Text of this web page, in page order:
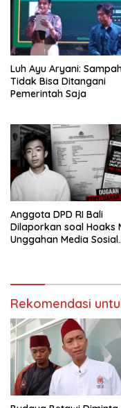
Luh Ayu Aryani:
Tidak Bisa Ditangani
Pemerintah Saja
Anggota DPD RI Bali
Dilaporkan soal Hoaks
Unggahan Media Sosial
Rekomendasi